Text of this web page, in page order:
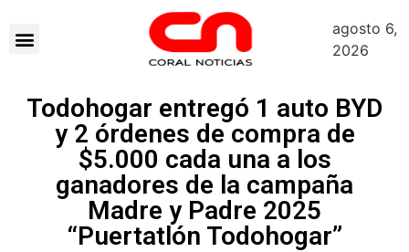
agosto 6,
2026
Todohogar entregó 1 auto BYD
y 2 órdenes de compra de
$5.000 cada una a los
ganadores de la campaña
Madre y Padre 2025
“Puertatlón Todohogar”